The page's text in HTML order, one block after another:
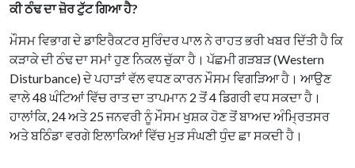
ਕੀ ਠੰਢ ਦਾ ਜ਼ੋਰ ਟੁੱਟ ਗਿਆ ਹੈ?
ਮੌਸਮ ਵਿਭਾਗ ਦੇ ਡਾਇਰੈਕਟਰ ਸੁਰਿੰਦਰ ਪਾਲ ਨੇ ਰਾਹਤ ਭਰੀ ਖਬਰ ਦਿੱਤੀ ਹੈ ਕਿ
ਕੜਾਕੇ ਦੀ ਠੰਢ ਦਾ ਸਮਾਂ ਹੁਣ ਨਿਕਲ ਚੁੱਕਾ ਹੈ। ਪੱਛਮੀ ਗੜਬੜ (Western
Disturbance) ਦੇ ਪਹਾੜਾਂ ਵੱਲ ਵਧਣ ਕਾਰਨ ਮੌਸਮ ਵਿਗੜਿਆ ਹੈ। ਆਉਣ
ਵਾਲੇ 48 ਘੰਟਿਆਂ ਵਿੱਚ ਰਾਤ ਦਾ ਤਾਪਮਾਨ 2 ਤੋਂ 4 ਡਿਗਰੀ ਵਧ ਸਕਦਾ ਹੈ।
ਹਾਲਾਂਕਿ, 24 ਅਤੇ 25 ਜਨਵਰੀ ਨੂੰ ਮੌਸਮ ਖੁਸ਼ਕ ਹੋਣ ਤੋਂ ਬਾਅਦ ਅੰਮ੍ਰਿਤਸਰ
ਅਤੇ ਬਠਿੰਡਾ ਵਰਗੇ ਇਲਾਕਿਆਂ ਵਿੱਚ ਮੁੜ ਸੰਘਣੀ ਧੁੰਦ ਛਾ ਸਕਦੀ ਹੈ।